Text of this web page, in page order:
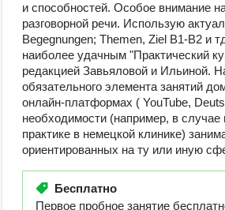
и способностей. Особое внимание
разговорной речи. Использую
Begegnungen; Themen, Ziel B1-B2 и
наиболее удачным "Практический
редакцией Завьяловой и Ильиной.
обязательного элемента занятий
онлайн-платформах ( YouTube,
необходимости (например, в случае
практике в немецкой клинике)
ориентированных на ту или иную
Бесплатно
Первое пробное занятие